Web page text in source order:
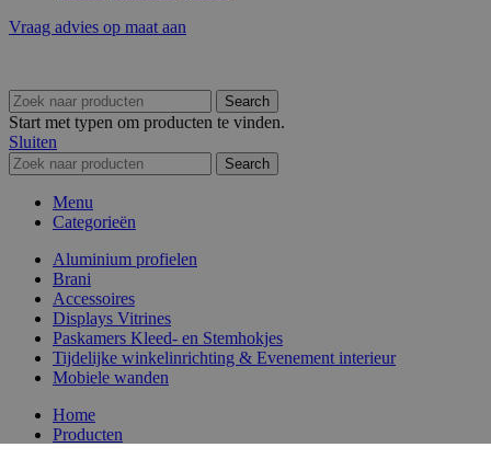
Vraag advies op maat aan
Search
Start met typen om producten te vinden.
Sluiten
Search
Menu
Categorieën
Aluminium profielen
Brani
Accessoires
Displays Vitrines
Paskamers Kleed- en Stemhokjes
Tijdelijke winkelinrichting & Evenement interieur
Mobiele wanden
Home
Producten